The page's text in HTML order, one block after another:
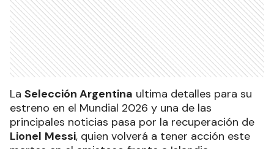
La Selección Argentina ultima detalles para su
estreno en el Mundial 2026 y una de las
principales noticias pasa por la recuperación de
Lionel Messi, quien volverá a tener acción este